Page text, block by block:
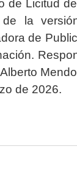
de Licitud
de la
de
de 2026.